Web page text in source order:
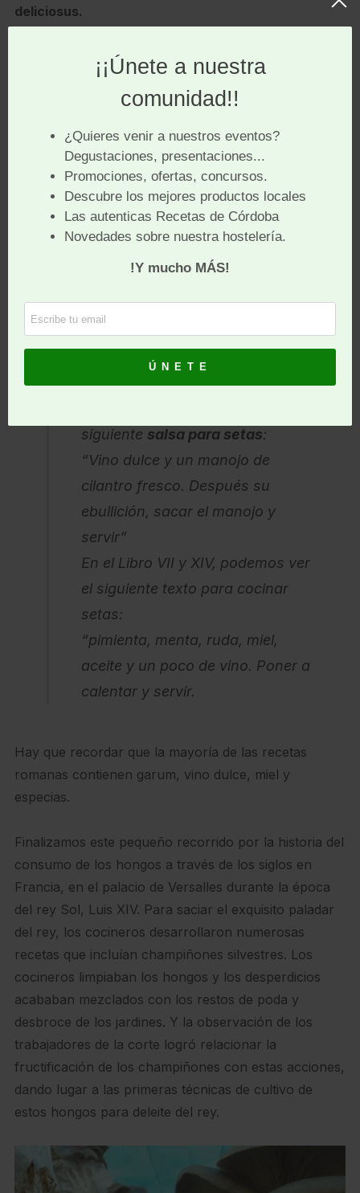
deliciosus.
Tenemos que reconocer que en los hongos se
englobaban todos en el género Agaricus y, conforme
se ha ampliado el conocimiento científico sobre ellos,
a los champiñones. El epíteto específico, deliciosus,
deriva del latín y significa «sabroso».
Tenemos además pruebas escritas.Marcus Gavius
Apicius
fue el heredero de una gran fortuna y tierras
que dedicó su vida a conocer y dar difusión de las
siglo I d.C. y rescatar técnicas griegas antiguas. Su
legado fue un gran libro, denominado «De Re
Coquinaria», con varios tomos.
siguiente salsa para setas:
“Vino dulce y un manojo de
cilantro fresco. Después su
ebullición, sacar el manojo y
servir”
En el Libro VII y XIV, podemos ver
el siguiente texto para cocinar
setas:
“pimienta, menta, ruda, miel,
aceite y un poco de vino. Poner a
calentar y servir.
Hay que recordar que la mayoría de las recetas
romanas contienen garum, vino dulce, miel y
especias.
Finalizamos este pequeño recorrido por la historia del
consumo de los hongos a través de los siglos en
Francia, en el palacio de Versalles durante la época
del rey Sol, Luis XIV. Para saciar el exquisito paladar
del rey, los cocineros desarrollaron numerosas
recetas que incluían champiñones silvestres. Los
cocineros limpiaban los hongos y los desperdicios
acababan mezclados con los restos de poda y
desbroce de los jardines. Y la observación de los
trabajadores de la corte logró relacionar la
fructificación de los champiñones con estas acciones,
dando lugar a las primeras técnicas de cultivo de
estos hongos para deleite del rey.